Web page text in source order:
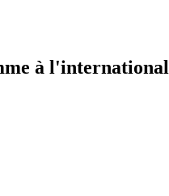
à l'international